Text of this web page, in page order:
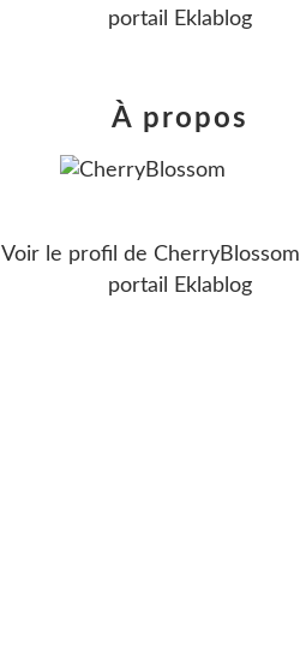
portail Eklablog
À propos
Voir le profil de CherryBlossom
portail Eklablog